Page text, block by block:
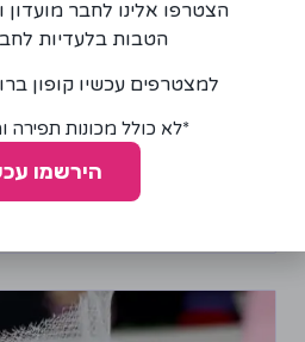
סרט תחרה סולטיס 10 ס"מ לבן פרחוני גלים
הצטרפו אלינו לחבר מועדון
הטבות בלעדיות
למצטרפים עכשיו קופון
*לא כולל מכונות תפירה
הירשמו